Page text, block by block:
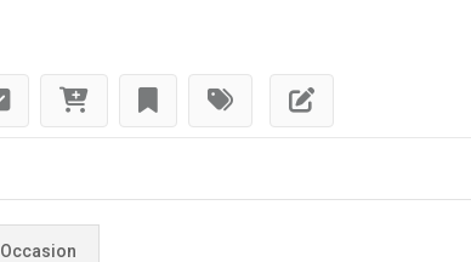
Occasion